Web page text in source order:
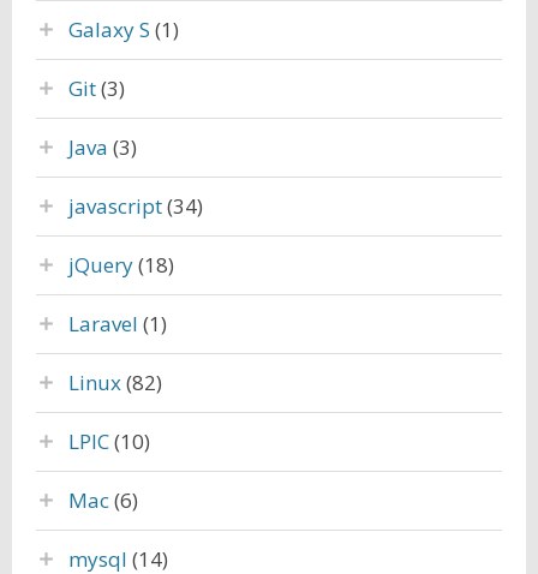
Galaxy S (1)
Git(3)
Java (3)
javascript(34)
jQuery(18)
Laravel (1)
Linux(82)
LPIC(10)
Mac(6)
mysql (14)